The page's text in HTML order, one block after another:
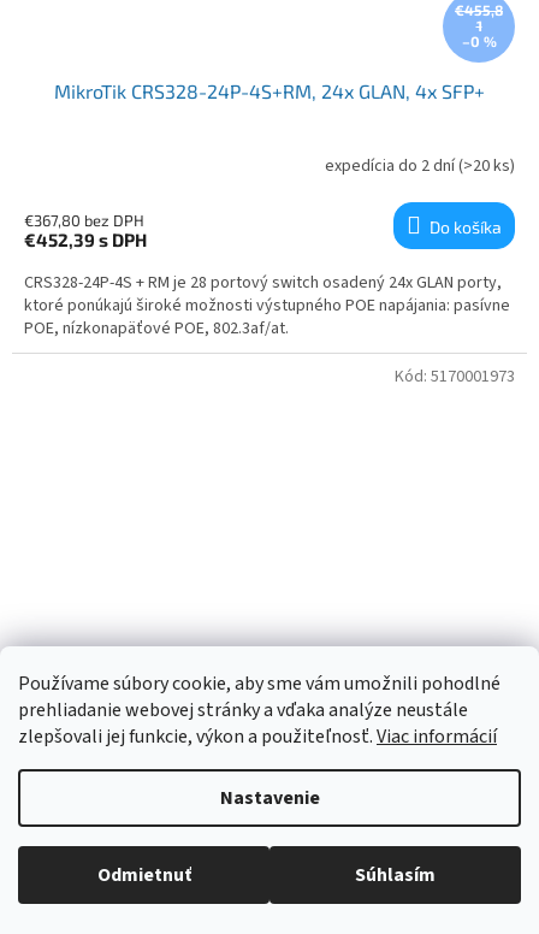
Používame súbory cookie, aby sme vám umožnili pohodlné
prehliadanie webovej stránky a vďaka analýze neustále
zlepšovali jej funkcie, výkon a použiteľnosť.Viac informácií
Nastavenie
Odmietnuť Súhlasím
€455,8
1
–0 %
MikroTik CRS328-24P-4S+RM, 24x GLAN, 4x SFP+
expedícia do 2 dní(>20 ks)
€367,80 bez DPH
€452,39 s DPH
Do košíka
CRS328-24P-4S + RM je 28 portový switch osadený 24x GLAN porty,
ktoré ponúkajú široké možnosti výstupného POE napájania: pasívne
POE, nízkonapäťové POE, 802.3af/at.
€69,52s DPH
Kód: 5170001973